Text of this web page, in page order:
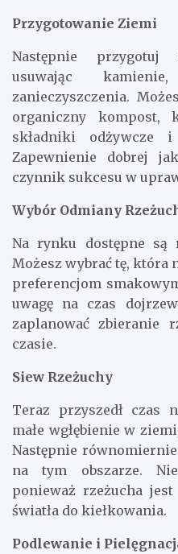
Przygotowanie Ziemi
Następnie przygotuj
usuwając
zanieczyszczenia.
organiczny kompost,
składniki odżywcze
Zapewnienie dobrej
czynnik sukcesu w
Wybór Odmiany
Na rynku dostępne są
Możesz wybrać tę,
preferencjom
uwagę na czas
zaplanować zbieranie
czasie.
Siew Rzeżuchy
Teraz przyszedł czas
małe wgłębienie w
Następnie
na tym obszarze.
ponieważ rzeżucha
światła do kiełkowania.
Podlewanie i